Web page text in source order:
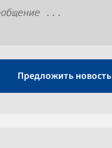
Предложить новость